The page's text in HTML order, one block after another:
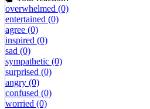
overwhelmed (0)
entertained (0)
agree (0)
inspired (0)
sad (0)
sympathetic (0)
surprised (0)
angry (0)
confused (0)
worried (0)